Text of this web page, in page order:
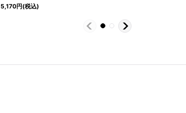
5,170円(税込)